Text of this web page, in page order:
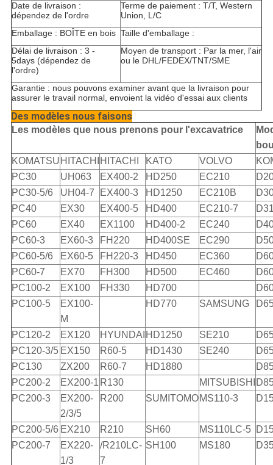
Date de livraison :
dépendez de l'ordre
Terme de paiement : T/T, Western
Union, L/C
Emballage : BOÎTE en bois Taille d'emballage :
Délai de livraison : 3 -
5days (dépendez de
l'ordre)
Moyen de transport : Par la mer, l'air
ou le DHL/FEDEX/TNT/SME
Garantie : nous pouvons examiner avant que la livraison pour
assurer le travail normal, envoient la vidéo d'essai aux clients
Des modèles nous faisons
Les modèles que nous prenons pour l'excavatrice
KOMATSU HITACHI HITACHI KATO VOLVO
PC30
UH063 EX400-2 HD250 EC210
PC30-5/6
UH04-7 EX400-3 HD1250 EC210B
PC40
EX30 EX400-5 HD400 EC210-7
PC60
EX40 EX1100 HD400-2 EC240
PC60-3
EX60-3 FH220 HD400SE EC290
PC60-5/6
EX60-5 FH220-3 HD450 EC360
PC60-7
EX70 FH300 HD500 EC460
PC100-2
EX100 FH330 HD700
PC100-5
EX100-
M
HD770 SAMSUNG
PC120-2 EX120 HYUNDAI HD1250 SE210
PC120-3/5 EX150 R60-5 HD1430 SE240
PC130
ZX200 R60-7 HD1880
PC200-2
EX200-1 R130 MITSUBISHI
PC200-3
EX200-
2/3/5
R200 SUMITOMOMS110-3
PC200-5/6 EX210 R210 SH60 MS110LC-5
PC200-7
EX220-
1/3
/R210LC-
7
SH100 MS180